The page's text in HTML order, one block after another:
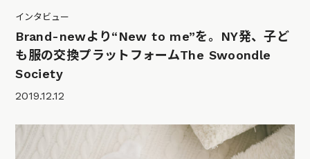
インタビュー
Brand-newより“New to me”を。NY発、子ど
も服の交換プラットフォームThe Swoondle
Society
2019.12.12